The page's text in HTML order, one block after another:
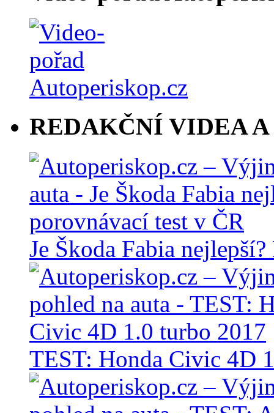
REDAKČNÍ VIDEA A
Je Škoda Fabia
TEST: Honda Civic 4D